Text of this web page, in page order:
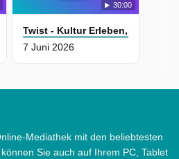
Blick Verändern
30:00
Twist - Kultur Erleben, Den Blick
7 Juni 2026
Mediathek mit den beliebtesten
Sie auch auf Ihrem PC, Tablet